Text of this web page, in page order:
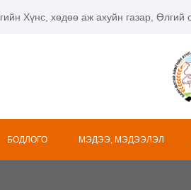
Хүнс, хөдөө аж ахуйн газар,
БОДЛОГО МЭДЭЭ, МЭДЭЭЛЭЛ